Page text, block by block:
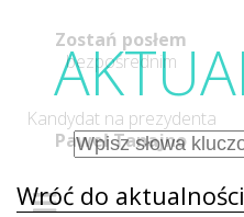
Wróć do aktualności
Zostań posłem
bezpośrednim
Kandydat na prezydenta
Paweł Tanajno